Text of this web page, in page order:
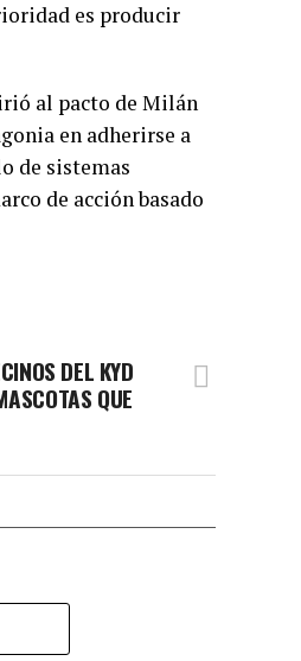
es producir
al pacto de Milán
en adherirse a
de sistemas
de acción basado
DEL KYD
QUE